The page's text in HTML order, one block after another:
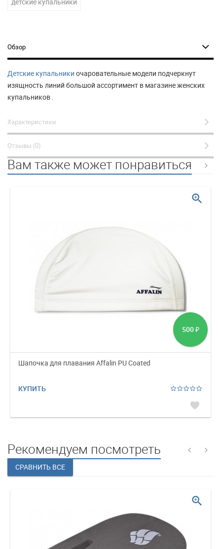
Обзор
Детские купальники очаровательные модели подчеркнут
изящность линий большой ассортимент в магазине женских
купальников .
Характеристики
Отзывы (0)
Вам также может понравиться
500 ₽
Шапочка для плавания Affalin PU Coated
КУПИТЬ
favorite
zoom_in
Рекомендуем посмотреть
zoom_in